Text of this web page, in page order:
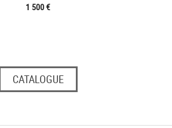
1 500 €
CATALOGUE